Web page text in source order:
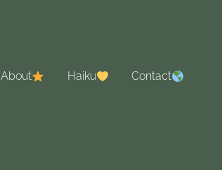
About Haiku Contact